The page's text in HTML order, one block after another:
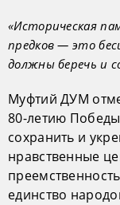
«Историческая
предков — это
должны беречь и
Муфтий ДУМ
80-летию
сохранить и
нравственные
единство